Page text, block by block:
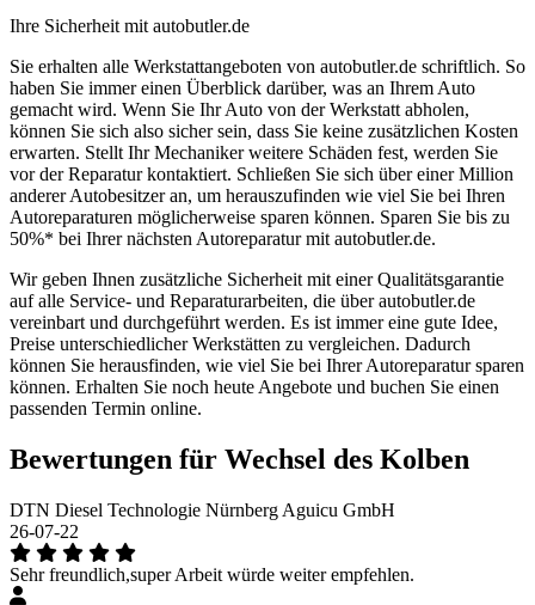
Ihre Sicherheit mit autobutler.de
Sie erhalten alle Werkstattangeboten von autobutler.de schriftlich. So
haben Sie immer einen Überblick darüber, was an Ihrem Auto
gemacht wird. Wenn Sie Ihr Auto von der Werkstatt abholen,
können Sie sich also sicher sein, dass Sie keine zusätzlichen Kosten
erwarten. Stellt Ihr Mechaniker weitere Schäden fest, werden Sie
vor der Reparatur kontaktiert. Schließen Sie sich über einer Million
anderer Autobesitzer an, um herauszufinden wie viel Sie bei Ihren
Autoreparaturen möglicherweise sparen können. Sparen Sie bis zu
50%* bei Ihrer nächsten Autoreparatur mit autobutler.de.
Wir geben Ihnen zusätzliche Sicherheit mit einer Qualitätsgarantie
auf alle Service- und Reparaturarbeiten, die über autobutler.de
vereinbart und durchgeführt werden. Es ist immer eine gute Idee,
Preise unterschiedlicher Werkstätten zu vergleichen. Dadurch
können Sie herausfinden, wie viel Sie bei Ihrer Autoreparatur sparen
können. Erhalten Sie noch heute Angebote und buchen Sie einen
passenden Termin online.
Bewertungen für Wechsel des Kolben
DTN Diesel Technologie Nürnberg Aguicu GmbH
26-07-22
Sehr freundlich,super Arbeit würde weiter empfehlen.